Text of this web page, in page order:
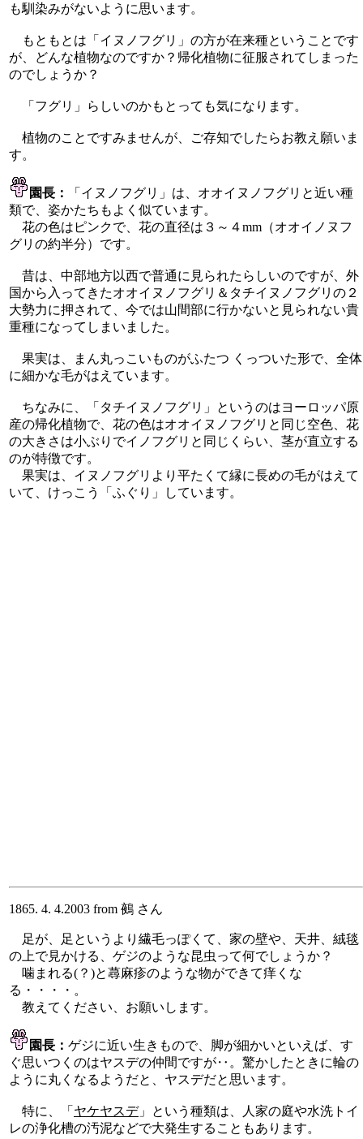
も馴染みがないように思います。
もともとは「イヌノフグリ」の方が在来種ということです
が、どんな植物なのですか？帰化植物に征服されてしまった
のでしょうか？
「フグリ」らしいのかもとっても気になります。
植物のことですみませんが、ご存知でしたらお教え願いま
す。
園長：
「イヌノフグリ」は、オオイヌノフグリと近い種
類で、姿かたちもよく似ています。
花の色はピンクで、花の直径は３～４mm（オオイノヌフ
グリの約半分）です。
昔は、中部地方以西で普通に見られたらしいのですが、外
国から入ってきたオオイヌノフグリ＆タチイヌノフグリの２
大勢力に押されて、今では山間部に行かないと見られない貴
重種になってしまいました。
果実は、まん丸っこいものがふたつ くっついた形で、全体
に細かな毛がはえています。
ちなみに、「タチイヌノフグリ」というのはヨーロッパ原
産の帰化植物で、花の色はオオイヌノフグリと同じ空色、花
の大きさは小ぶりでイノフグリと同じくらい、茎が直立する
のが特徴です。
果実は、イヌノフグリより平たくて縁に長めの毛がはえて
いて、けっこう「ふぐり」しています。
1865. 4. 4.2003 from 鵺 さん
足が、足というより繊毛っぽくて、家の壁や、天井、絨毯
の上で見かける、ゲジのような昆虫って何でしょうか？
噛まれる(？)と蕁麻疹のような物ができて痒くな
る・・・・。
教えてください、お願いします。
園長： ゲジに近い生きもので、脚が細かいといえば、す
ぐ思いつくのはヤスデの仲間ですが‥。驚かしたときに輪の
ように丸くなるようだと、ヤスデだと思います。
特に、「 ヤケヤスデ」という種類は、人家の庭や水洗トイ
レの浄化槽の汚泥などで大発生することもあります。